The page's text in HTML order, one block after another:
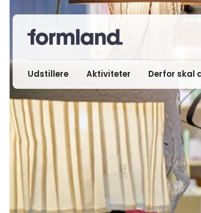
Udstillere Aktiviteter Derfor skal